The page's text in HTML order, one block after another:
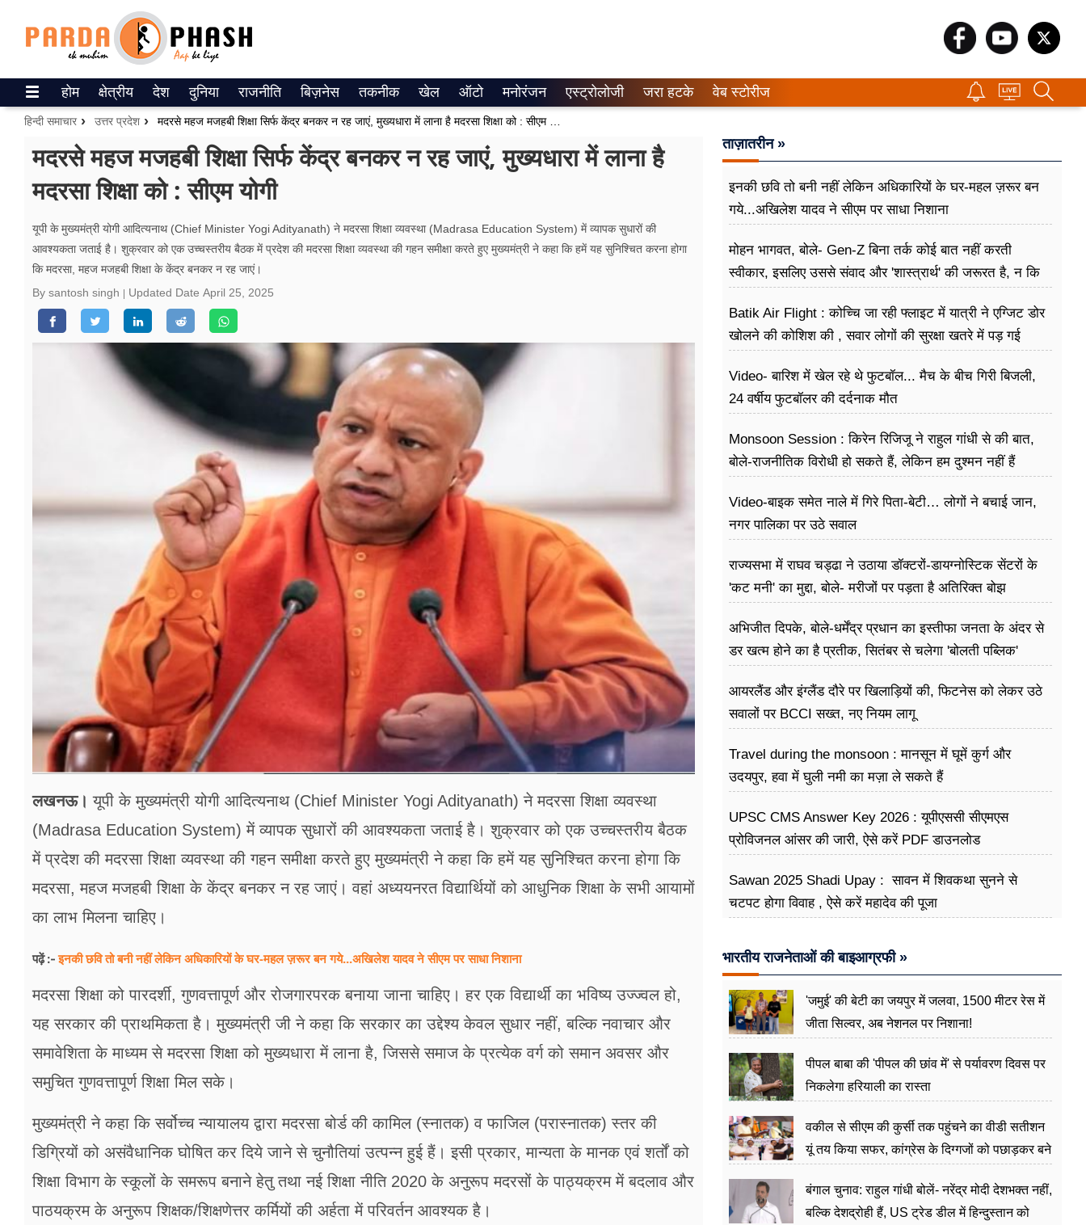
ePaper
उत्तर प्रदेश
गैलरी
वीडियो
रिलेशनशिप
जीवन मंत्रा
शिक्षा
होम क्षेत्रीय देश दुनिया राजनीति बिज़नेस तकनीक खेल ऑटो मनोरंजन एस्ट्रोलोजी जरा हटके वेब स्टोरीज
हिन्दी समाचार उत्तर प्रदेश
मदरसे महज मजहबी शिक्षा सिर्फ केंद्र बनकर न रह जाएं, मुख्यधारा में लाना है
मदरसा शिक्षा को : सीएम योगी
यूपी के मुख्यमंत्री योगी आदित्यनाथ (Chief Minister Yogi Adityanath) ने मदरसा शिक्षा व्यवस्था (Madrasa Education System) में व्यापक सुधारों की
आवश्यकता जताई है। शुक्रवार को एक उच्चस्तरीय बैठक में प्रदेश की मदरसा शिक्षा व्यवस्था की गहन समीक्षा करते हुए मुख्यमंत्री ने कहा कि हमें यह सुनिश्चित करना होगा
कि मदरसा, महज मजहबी शिक्षा के केंद्र बनकर न रह जाएं।
By santosh singh
Updated Date April 25, 2025
लखनऊ। यूपी के मुख्यमंत्री योगी आदित्यनाथ (Chief Minister Yogi Adityanath) ने मदरसा शिक्षा व्यवस्था
(Madrasa Education System) में व्यापक सुधारों की आवश्यकता जताई है। शुक्रवार को एक उच्चस्तरीय बैठक
में प्रदेश की मदरसा शिक्षा व्यवस्था की गहन समीक्षा करते हुए मुख्यमंत्री ने कहा कि हमें यह सुनिश्चित करना होगा कि
मदरसा, महज मजहबी शिक्षा के केंद्र बनकर न रह जाएं। वहां अध्ययनरत विद्यार्थियों को आधुनिक शिक्षा के सभी आयामों
का लाभ मिलना चाहिए।
पढ़ें :-इनकी छवि तो बनी नहीं लेकिन अधिकारियों के घर-महल ज़रूर बन गये...अखिलेश यादव ने सीएम पर साधा​ निशाना
मदरसा शिक्षा को पारदर्शी, गुणवत्तापूर्ण और रोजगारपरक बनाया जाना चाहिए। हर एक विद्यार्थी का भविष्य उज्ज्वल हो,
यह सरकार की प्राथमिकता है। मुख्यमंत्री जी ने कहा कि सरकार का उद्देश्य केवल सुधार नहीं, बल्कि नवाचार और
समावेशिता के माध्यम से मदरसा शिक्षा को मुख्यधारा में लाना है, जिससे समाज के प्रत्येक वर्ग को समान अवसर और
समुचित गुणवत्तापूर्ण शिक्षा मिल सके।
मुख्यमंत्री ने कहा कि सर्वोच्च न्यायालय द्वारा मदरसा बोर्ड की कामिल (स्नातक) व फाजिल (परास्नातक) स्तर की
डिग्रियों को असंवैधानिक घोषित कर दिये जाने से चुनौतियां उत्पन्न हुई हैं। इसी प्रकार, मान्यता के मानक एवं शर्तों को
शिक्षा विभाग के स्कूलों के समरूप बनाने हेतु तथा नई शिक्षा नीति 2020 के अनुरूप मदरसों के पाठ्यक्रम में बदलाव और
पाठयक्रम के अनुरूप शिक्षक/शिक्षणेत्तर कर्मियों की अर्हता में परिवर्तन आवश्यक है।
ताज़ातरीन »
इनकी छवि तो बनी नहीं लेकिन अधिकारियों के घर-महल ज़रूर बन
गये...अखिलेश यादव ने सीएम पर साधा​ निशाना
मोहन भागवत, बोले- Gen-Z बिना तर्क कोई बात नहीं करती
स्वीकार, इसलिए उससे संवाद और 'शास्त्रार्थ' की जरूरत है, न कि
Batik Air Flight : कोच्चि जा रही फ्लाइट में यात्री ने एग्जिट डोर
खोलने की कोशिश की , सवार लोगों की सुरक्षा खतरे में पड़ गई
Video- बारिश में खेल रहे थे फुटबॉल... मैच के बीच गिरी बिजली,
24 वर्षीय फुटबॉलर की दर्दनाक मौत
Monsoon Session : किरेन रिजिजू ने राहुल गांधी से की बात,
बोले-राजनीतिक विरोधी हो सकते हैं, लेकिन हम दुश्मन नहीं हैं
Video-बाइक समेत नाले में गिरे पिता-बेटी… लोगों ने बचाई जान,
नगर पालिका पर उठे सवाल
राज्यसभा में राघव चड्ढा ने उठाया डॉक्टरों-डायग्नोस्टिक सेंटरों के
'कट मनी' का मुद्दा, बोले- मरीजों पर पड़ता है अ​तिरिक्त बोझ
अभिजीत दिपके, बोले-धर्मेंद्र प्रधान का इस्तीफा जनता के अंदर से
डर खत्म होने का है प्रतीक, सितंबर से चलेगा 'बोलती पब्लिक'
आयरलैंड और इंग्लैंड दौरे पर खिलाड़ियों की, फिटनेस को लेकर उठे
सवालों पर BCCI सख्त, नए नियम लागू
Travel during the monsoon : मानसून में घूमें कुर्ग और
उदयपुर, हवा में घुली नमी का मज़ा ले सकते हैं
UPSC CMS Answer Key 2026 : यूपीएससी सीएमएस
प्रोविजनल आंसर की जारी, ऐसे करें PDF डाउनलोड
Sawan 2025 Shadi Upay : सावन में शिवकथा सुनने से
चटपट होगा विवाह , ऐसे करें महादेव की पूजा
भारतीय राजनेताओं की बाइआग्रफी »
'जमुई' की बेटी का जयपुर में जलवा, 1500 मीटर रेस में
जीता सिल्वर, अब नेशनल पर निशाना!
पीपल बाबा की 'पीपल की छांव में' से पर्यावरण दिवस पर
निकलेगा हरियाली का रास्ता
वकील से सीएम की कुर्सी तक पहुंचने का वीडी सतीशन
यूं तय किया सफर, कांग्रेस के दिग्गजों को पछाड़कर बने
बंगाल चुनाव: राहुल गांधी बोलें- नरेंद्र मोदी देशभक्त नहीं,
बल्कि देशद्रोही हैं, US ट्रेड डील में हिन्दुस्तान को